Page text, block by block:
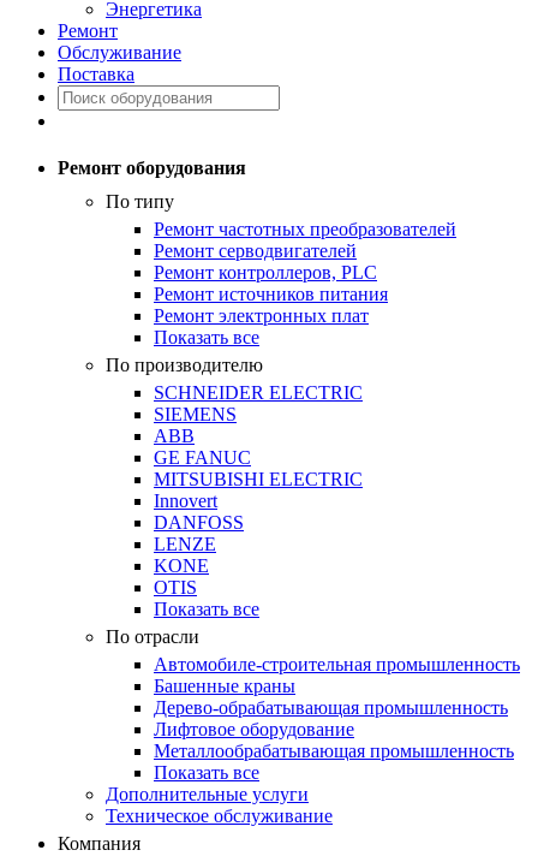
Энергетика
Ремонт
Обслуживание
Поставка
Ремонт оборудования
По типу
Ремонт частотных преобразователей
Ремонт серводвигателей
Ремонт контроллеров, PLC
Ремонт источников питания
Ремонт электронных плат
Показать все
По производителю
SCHNEIDER ELECTRIC
SIEMENS
ABB
GE FANUC
MITSUBISHI ELECTRIC
Innovert
DANFOSS
LENZE
KONE
OTIS
Показать все
По отрасли
Автомобиле-строительная промышленность
Башенные краны
Дерево-обрабатывающая промышленность
Лифтовое оборудование
Металлообрабатывающая промышленность
Показать все
Дополнительные услуги
Техническое обслуживание
Компания